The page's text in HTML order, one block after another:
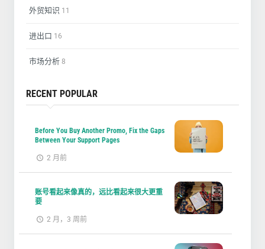
外贸知识 11
进出口 16
市场分析 8
RECENT POPULAR
Before You Buy Another Promo, Fix the Gaps
Between Your Support Pages
2 月前
账号看起来像真的，远比看起来很大更重
要
2 月，3 周前